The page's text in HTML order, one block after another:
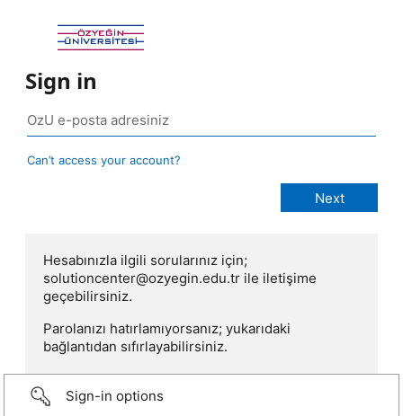
Sign in
Can’t access your account?
Hesabınızla ilgili sorularınız için;
solutioncenter@ozyegin.edu.tr ile iletişime
geçebilirsiniz.
Parolanızı hatırlamıyorsanız; yukarıdaki
bağlantıdan sıfırlayabilirsiniz.
Sign-in options